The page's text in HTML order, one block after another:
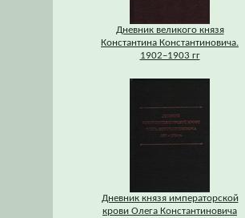
Дневник великого князя
Константина Константиновича.
1902–1903 гг
Дневник князя императорской
крови Олега Константиновича